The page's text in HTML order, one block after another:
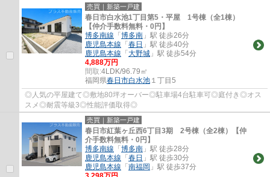
売買｜新築一戸建
春日市白水池1丁目第5・平屋 1号棟（全1棟）
【仲介手数料無料・0円】
博多南線 「 博多南 」駅 徒歩26分
鹿児島本線 「 春日 」駅 徒歩40分
鹿児島本線 「 大野城 」駅 徒歩54分
4,888万円
間取:4LDK/96.79㎡
福岡県春日市白水池 １丁目5
◎人気の平屋建て◎敷地80坪オーバー◎駐車場4台駐車可◎庭付き◎オス
スメ◎耐震等級3◎性能評価取得◎
売買｜新築一戸建
春日市紅葉ヶ丘西6丁目3期 2号棟（全2棟）【仲
介手数料無料・0円】
博多南線 「 博多南 」駅 徒歩28分
鹿児島本線 「 春日 」駅 徒歩30分
鹿児島本線 「 南福岡 」駅 徒歩37分